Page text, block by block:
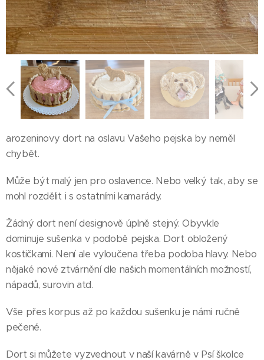
arozeninovy dort na oslavu Vašeho pejska by neměl
chybět.
Může být malý jen pro oslavence. Nebo velký tak, aby se
mohl rozdělit i s ostatními kamarády.
Žádný dort není designově úplně stejný. Obyvkle
dominuje sušenka v podobě pejska. Dort obložený
kostičkami. Není ale vyloučena třeba podoba hlavy. Nebo
nějaké nové ztvárnění dle našich momentálních možností,
nápadů, surovin atd.
Vše přes korpus až po každou sušenku je námi ručně
pečené.
Dort si můžete vyzvednout v naší kavárně v Psí školce